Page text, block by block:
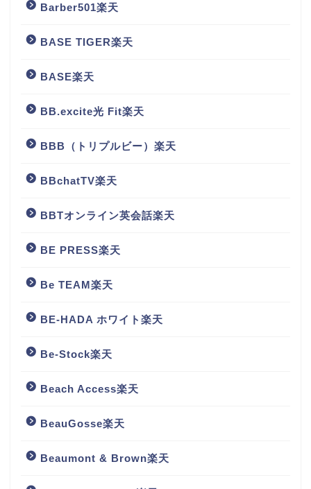
Barber501楽天
BASE TIGER楽天
BASE楽天
BB.excite光 Fit楽天
BBB（トリプルビー）楽天
BBchatTV楽天
BBTオンライン英会話楽天
BE PRESS楽天
Be TEAM楽天
BE-HADA ホワイト楽天
Be-Stock楽天
Beach Access楽天
BeauGosse楽天
Beaumont & Brown楽天